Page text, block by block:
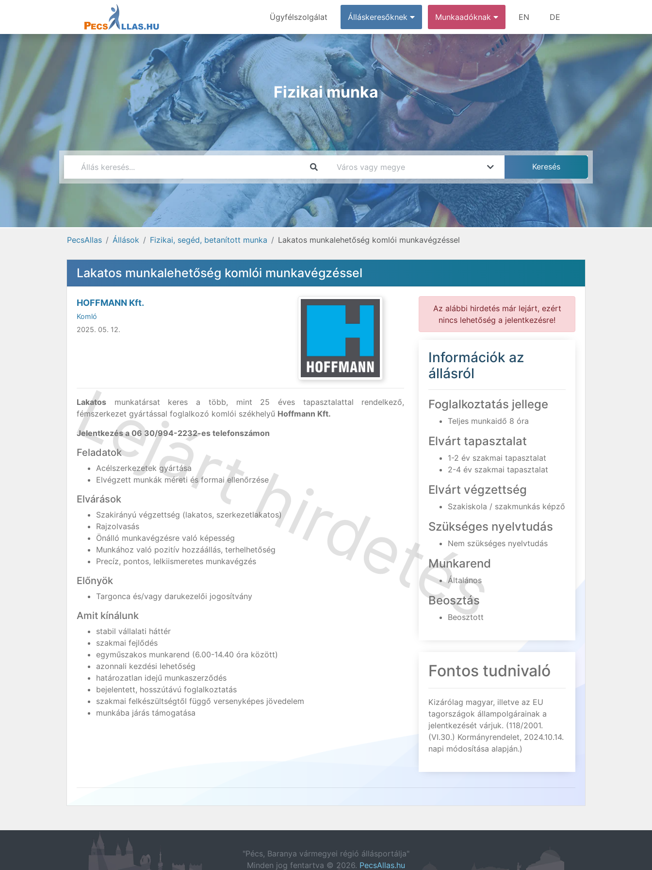
Ügyfélszolgálat Álláskeresőknek Munkaadóknak EN DE
Fizikai munka
PecsAllas Állások Fizikai, segéd, betanított munka Lakatos munkalehetőség komlói munkavégzéssel
Lakatos munkalehetőség komlói munkavégzéssel
HOFFMANN Kft.
Komló
2025. 05. 12.
Lakatos munkatársat keres a több, mint 25 éves tapasztalattal rendelkező,
fémszerkezet gyártással foglalkozó komlói székhelyű Hoffmann Kft.
Jelentkezés a 06 30/994-2232-es telefonszámon
Feladatok
Acélszerkezetek gyártása
Elvégzett munkák méreti és formai ellenőrzése
Elvárások
Szakirányú végzettség (lakatos, szerkezetlakatos)
Rajzolvasás
Önálló munkavégzésre való képesség
Munkához való pozitív hozzáállás, terhelhetőség
Precíz, pontos, lelkiismeretes munkavégzés
Előnyök
Targonca és/vagy darukezelői jogosítvány
Amit kínálunk
stabil vállalati háttér
szakmai fejlődés
egyműszakos munkarend (6.00-14.40 óra között)
azonnali kezdési lehetőség
határozatlan idejű munkaszerződés
bejelentett, hosszútávú foglalkoztatás
szakmai felkészültségtől függő versenyképes jövedelem
munkába járás támogatása
Az alábbi hirdetés már lejárt, ezért
nincs lehetőség a jelentkezésre!
Információk az
állásról
Foglalkoztatás jellege
Teljes munkaidő 8 óra
Elvárt tapasztalat
1-2 év szakmai tapasztalat
2-4 év szakmai tapasztalat
Elvárt végzettség
Szakiskola / szakmunkás képző
Szükséges nyelvtudás
Nem szükséges nyelvtudás
Munkarend
Általános
Beosztás
Beosztott
Fontos tudnivaló
Kizárólag magyar, illetve az EU
tagországok állampolgárainak a
jelentkezését várjuk. (118/2001.
(VI.30.) Kormányrendelet, 2024.10.14.
napi módosítása alapján.)
"Pécs, Baranya vármegyei régió állásportálja"
Minden jog fentartva © 2026. PecsAllas.hu